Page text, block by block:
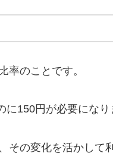
率のことです。
150円が必要になり
その変化を活かして